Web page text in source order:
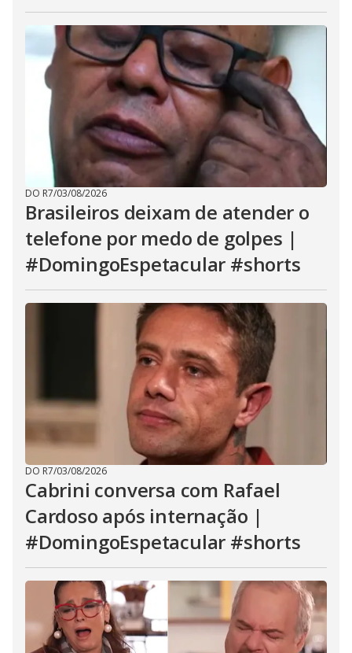
DO R7/03/08/2026
Brasileiros deixam de atender o
telefone por medo de golpes |
#DomingoEspetacular #shorts
DO R7/03/08/2026
Cabrini conversa com Rafael
Cardoso após internação |
#DomingoEspetacular #shorts